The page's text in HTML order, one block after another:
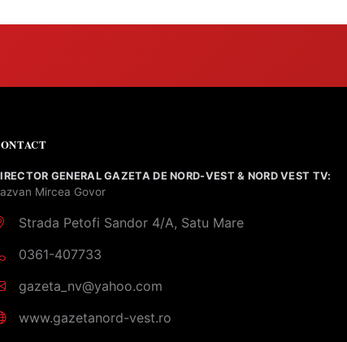
GENERAL GAZETA DE NORD-VEST & NORD VEST TV:
Mircea Govor
Strada Petofi Sandor 4/A, Satu Mare
0361-407733
gazeta_nv@yahoo.com
www.gazetanord-vest.ro